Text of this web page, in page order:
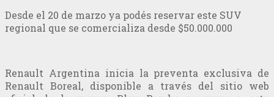
Desde el 20 de marzo ya podés reservar este SUV
regional que se comercializa desde $50.000.000
Renault Argentina inicia la preventa exclusiva de
Renault Boreal, disponible a través del sitio web